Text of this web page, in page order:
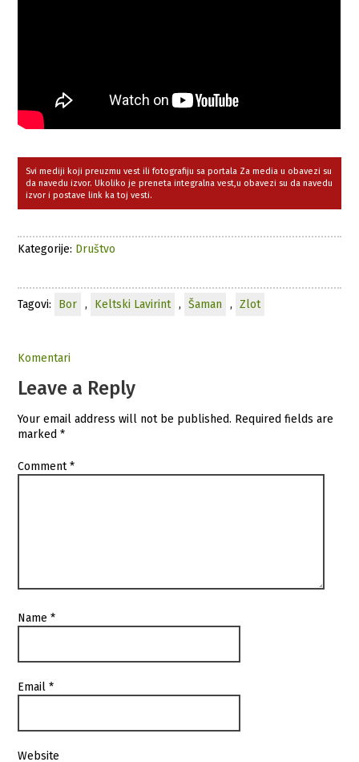
Svi mediji koji preuzmu vest ili fotografiju sa portala Za media u obavezi su
da navedu izvor. Ukoliko je preneta integralna vest,u obavezi su da navedu
izvor i postave link ka toj vesti.
Kategorije: Društvo
Tagovi: Bor , Keltski Lavirint , Šaman , Zlot
Komentari
Leave a Reply
Your email address will not be published. Required fields are
marked*
Comment*
Name*
Email*
Website